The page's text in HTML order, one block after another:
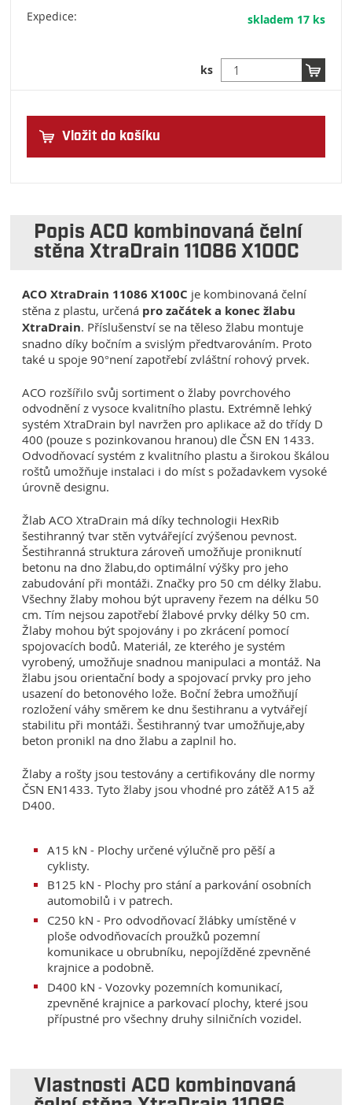
Expedice: skladem 17 ks
ks
Vložit do košíku
Popis ACO kombinovaná čelní
stěna XtraDrain 11086 X100C
ACO XtraDrain 11086 X100C je kombinovaná čelní
stěna z plastu, určená pro začátek a konec žlabu
XtraDrain. Příslušenství se na těleso žlabu montuje
snadno díky bočním a svislým předtvarováním. Proto
také u spoje 90°není zapotřebí zvláštní rohový prvek.
ACO rozšířilo svůj sortiment o žlaby povrchového
odvodnění z vysoce kvalitního plastu. Extrémně lehký
systém XtraDrain byl navržen pro aplikace až do třídy D
400 (pouze s pozinkovanou hranou) dle ČSN EN 1433.
Odvodňovací systém z kvalitního plastu a širokou škálou
roštů umožňuje instalaci i do míst s požadavkem vysoké
úrovně designu.
Žlab ACO XtraDrain má díky technologii HexRib
šestihranný tvar stěn vytvářející zvýšenou pevnost.
Šestihranná struktura zároveň umožňuje proniknutí
betonu na dno žlabu,do optimální výšky pro jeho
zabudování při montáži. Značky pro 50 cm délky žlabu.
Všechny žlaby mohou být upraveny řezem na délku 50
cm. Tím nejsou zapotřebí žlabové prvky délky 50 cm.
Žlaby mohou být spojovány i po zkrácení pomocí
spojovacích bodů. Materiál, ze kterého je systém
vyrobený, umožňuje snadnou manipulaci a montáž. Na
žlabu jsou orientační body a spojovací prvky pro jeho
usazení do betonového lože. Boční žebra umožňují
rozložení váhy směrem ke dnu šestihranu a vytvářejí
stabilitu při montáži. Šestihranný tvar umožňuje,aby
beton pronikl na dno žlabu a zaplnil ho.
Žlaby a rošty jsou testovány a certifikovány dle normy
ČSN EN1433. Tyto žlaby jsou vhodné pro zátěž A15 až
D400.
A15 kN - Plochy určené výlučně pro pěší a
cyklisty.
B125 kN - Plochy pro stání a parkování osobních
automobilů i v patrech.
C250 kN - Pro odvodňovací žlábky umístěné v
ploše odvodňovacích proužků pozemní
komunikace u obrubníku, nepojížděné zpevněné
krajnice a podobně.
D400 kN - Vozovky pozemních komunikací,
zpevněné krajnice a parkovací plochy, které jsou
přípustné pro všechny druhy silničních vozidel.
Vlastnosti ACO kombinovaná